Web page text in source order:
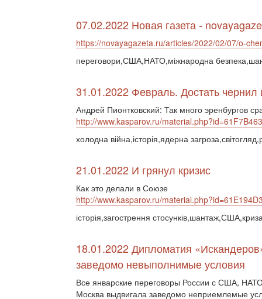
07.02.2022 Новая газета -
https://novayagazeta.ru/articles/2022/02/07/o-
переговори,США,НАТО,міжнародна
31.01.2022 Февраль. Достать чернил
Андрей Пионтковский: Так много эренбургов
http://www.kasparov.ru/
холодна війна,історія,ядерна
21.01.2022 И грянул кризис
Как это делали в Союзе
http://www.kasparov.ru/
історія,загострення
18.01.2022 Дипломатия
заведомо невыполнимые условия
Все январские переговоры России с США,
Москва выдвигала заведомо неприемлемые